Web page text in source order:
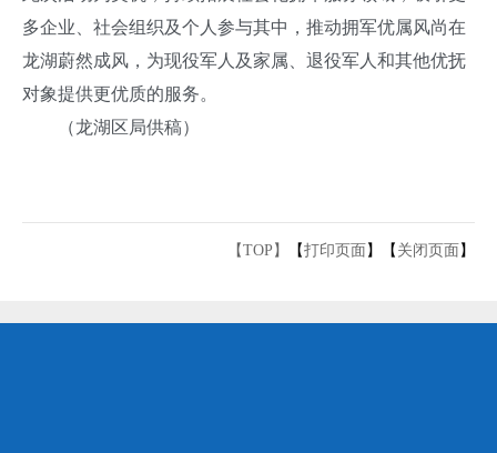
多企业、社会组织及个人参与其中，推动拥军优属风尚在
龙湖蔚然成风，为现役军人及家属、退役军人和其他优抚
对象提供更优质的服务。
（龙湖区局供稿）
【TOP】 【打印页面】【 关闭页面】